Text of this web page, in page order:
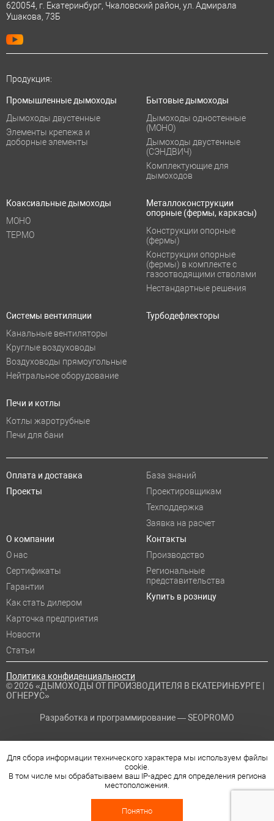
620054, г. Екатеринбург, Чкаловский район, ул. Адмирала
Ушакова, 73Б
Продукция:
Промышленные дымоходы
Дымоходы двустенные
Элементы крепежа и
доборные элементы
Бытовые дымоходы
Дымоходы одностенные
(МОНО)
Дымоходы двустенные
(СЭНДВИЧ)
Комплектующие для
дымоходов
Коаксиальные дымоходы
МОНО
ТЕРМО
Металлоконструкции
опорные (фермы, каркасы)
Конструкции опорные
(фермы)
Конструкции опорные
(фермы) в комплекте с
газоотводящими стволами
Нестандартные решения
Системы вентиляции
Канальные вентиляторы
Круглые воздуховоды
Воздуховоды прямоугольные
Нейтральное оборудование
Турбодефлекторы
Печи и котлы
Котлы жаротрубные
Печи для бани
Политика конфиденциальности
© 2026 «ДЫМОХОДЫ ОТ ПРОИЗВОДИТЕЛЯ В ЕКАТЕРИНБУРГЕ |
ОГНЕРУС»
Разработка и программирование —SEOPROMO
Оплата и доставка
Проекты
База знаний
Проектировщикам
Техподдержка
Заявка на расчет
О компании
О нас
Сертификаты
Гарантии
Как стать дилером
Карточка предприятия
Новости
Статьи
Контакты
Производство
Региональные
представительства
Купить в розницу
Для сбора информации технического характера мы используем файлы
cookie.
В том числе мы обрабатываем ваш IP-адрес для определения региона
местоположения.
Понятно